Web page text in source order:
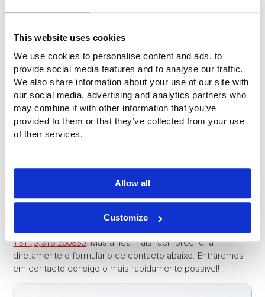
This website uses cookies
We use cookies to personalise content and ads, to
provide social media features and to analyse our traffic.
We also share information about your use of our site with
our social media, advertising and analytics partners who
may combine it with other information that you’ve
provided to them or that they’ve collected from your use
of their services.
Allow all
Customize
Perguntas?
Tem perguntas ou pretende obter mais informações? Não
hesite em contactar-nos. Ligue-nos para o número
+31 (0)316-250830. Mas ainda mais fácil: preencha
diretamente o formulário de contacto abaixo. Entraremos
em contacto consigo o mais rapidamente possível!